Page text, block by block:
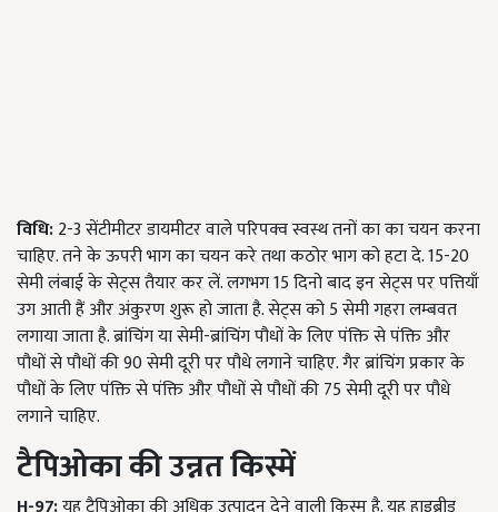
विधि:2-3 सेंटीमीटर डायमीटर वाले परिपक्व स्वस्थ तनों का का चयन करना
चाहिए. तने के ऊपरी भाग का चयन करे तथा कठोर भाग को हटा दे. 15-20
सेमी लंबाई के सेट्स तैयार कर लें. लगभग 15 दिनो बाद इन सेट्स पर पत्तियाँ
उग आती हैं और अंकुरण शुरू हो जाता है. सेट्स को 5 सेमी गहरा लम्बवत
लगाया जाता है. ब्रांचिंग या सेमी-ब्रांचिंग पौधों के लिए पंक्ति से पंक्ति और
पौधों से पौधों की 90 सेमी दूरी पर पौधे लगाने चाहिए. गैर ब्रांचिंग प्रकार के
पौधों के लिए पंक्ति से पंक्ति और पौधों से पौधों की 75 सेमी दूरी पर पौधे
लगाने चाहिए.
टैपिओकाकी उन्नत किस्में